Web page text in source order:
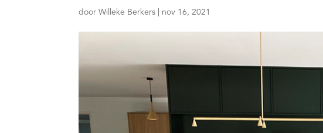
doorWilleke Berkers nov 16, 2021